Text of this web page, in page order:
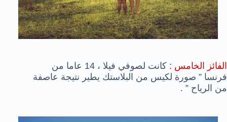
الفائز الخامس :
كانت لصوفي فيلا ، 14 عاما من
فرنسا ” صورة لكيس من البلاستك يطير نتيجة عاصفة
من الرياح ” .